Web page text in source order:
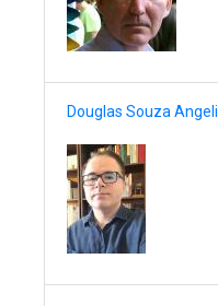
Douglas Souza Angeli